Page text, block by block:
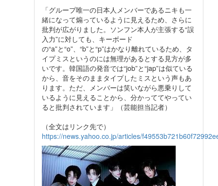
「グループ唯一の日本人メンバーであるニキも一
緒になって煽っているように見えるため、さらに
批判が広がりました。ソンフン本人が主張する“誤
入力”に対しても、キーボード
の“a”と“o”、“b”と“p”はかなり離れているため、タ
イプミスというのには無理があるとする見方が多
いです。韓国語の発音では“job”と“jap”は似ている
から、音をそのままタイプしたミスという声もあ
ります。ただ、メンバーは笑いながら悪乗りして
いるように見えることから、分かっててやってい
ると批判されています」（芸能担当記者）
（全文はリンク先で）
https://news.yahoo.co.jp/articles/